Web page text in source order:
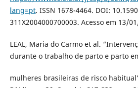
lang=pt. ISSN 1678-4464. DOI:
311X2004000700003. Acesso em 13/
LEAL, Maria do Carmo et al.
durante o trabalho de parto e parto
mulheres brasileiras de risco